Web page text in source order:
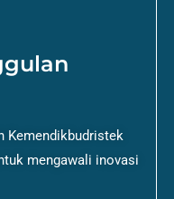
Kemendikbudristek
mengawali inovasi